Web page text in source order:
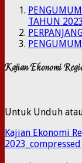
TAHUN 2023
Kajian Ekonomi
Untuk Unduh
Kajian Ekonomi
2023_compressed